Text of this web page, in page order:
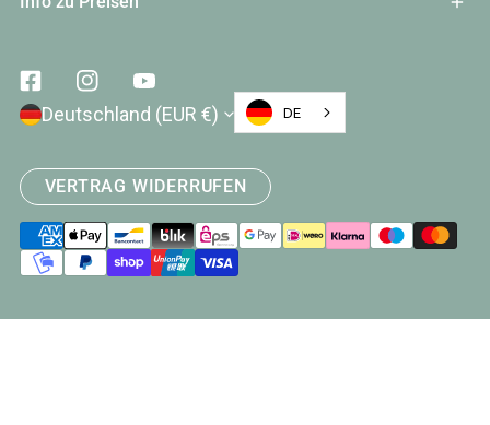
FacebookInstagramYoutube
Land/Region
Deutschland (EUR €) DE
VERTRAG WIDERRUFEN
Zahlungsarten